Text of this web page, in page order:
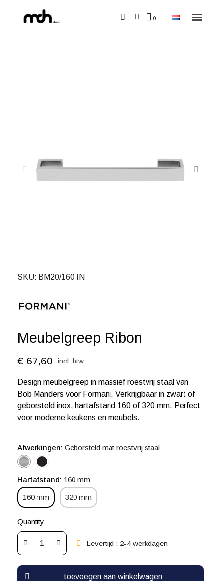
SKU BM20/160 IN
Meubelgreep Ribon
€ 67,60 incl. btw
Design meubelgreep in massief roestvrij staal van
Bob Manders voor Formani. Verkrijgbaar in zwart of
geborsteld inox, hartafstand 160 of 320 mm. Perfect
voor moderne keukens en meubels.
Afwerkingen Geborsteld mat roestvrij staal
Hartafstand 160 mm
160 mm 320 mm
Quantity
Levertijd : 2-4 werkdagen
toevoegen aan winkelwagen